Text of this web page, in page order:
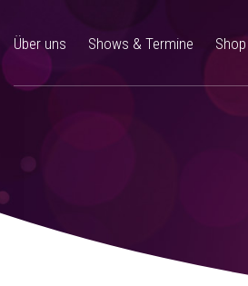
Über uns Shows & Termine Shop